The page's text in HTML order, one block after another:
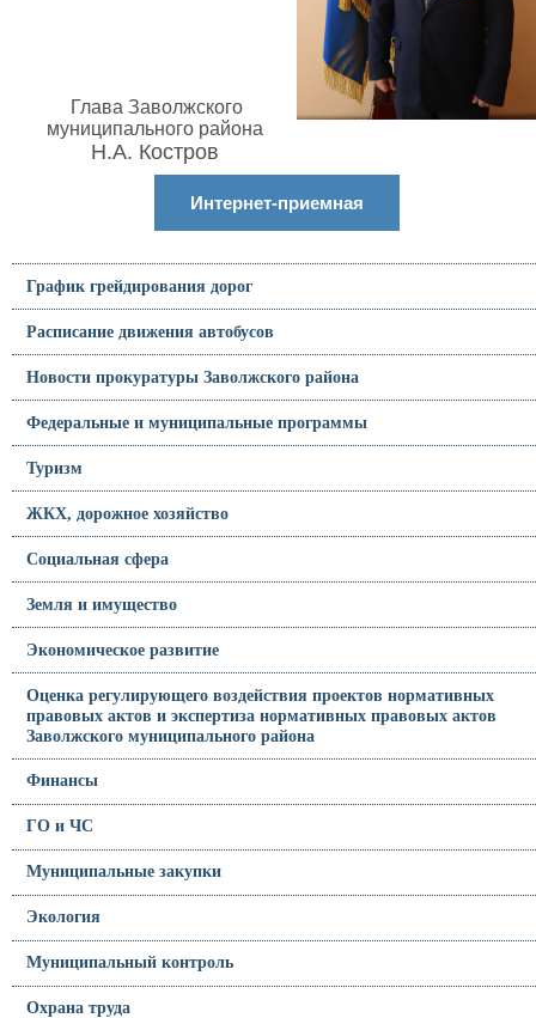
Глава Заволжского
муниципального района
Н.А. Костров
Интернет-приемная
График грейдирования дорог
Расписание движения автобусов
Новости прокуратуры Заволжского района
Федеральные и муниципальные программы
Туризм
ЖКХ, дорожное хозяйство
Социальная сфера
Земля и имущество
Экономическое развитие
Оценка регулирующего воздействия проектов нормативных
правовых актов и экспертиза нормативных правовых актов
Заволжского муниципального района
Финансы
ГО и ЧС
Муниципальные закупки
Экология
Муниципальный контроль
Охрана труда